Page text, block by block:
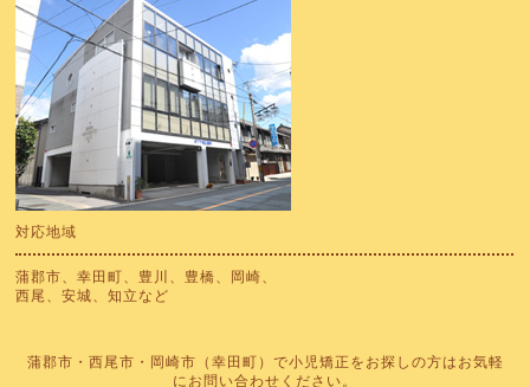
対応地域
蒲郡市、幸田町、豊川、豊橋、岡崎、
西尾、安城、知立など
蒲郡市・西尾市・岡崎市（幸田町）で小児矯正をお探しの方はお気軽
にお問い合わせください。